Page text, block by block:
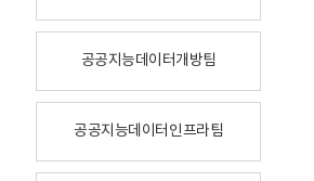
공공지능데이터개방팀
공공지능데이터인프라팀